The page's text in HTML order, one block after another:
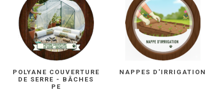
POLYANE COUVERTURE
DE SERRE - BÂCHES
PE
NAPPES D'IRRIGATION